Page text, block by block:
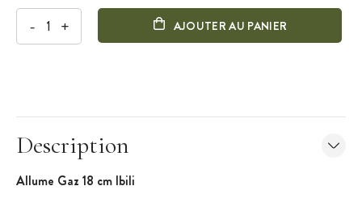
- + AJOUTER AU PANIER
Description
Allume Gaz 18 cm Ibili